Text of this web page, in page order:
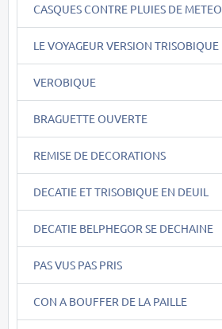
CASQUES CONTRE PLUIES DE METEO
LE VOYAGEUR VERSION TRISOBIQUE
VEROBIQUE
BRAGUETTE OUVERTE
REMISE DE DECORATIONS
DECATIE ET TRISOBIQUE EN DEUIL
DECATIE BELPHEGOR SE DECHAINE
PAS VUS PAS PRIS
CON A BOUFFER DE LA PAILLE